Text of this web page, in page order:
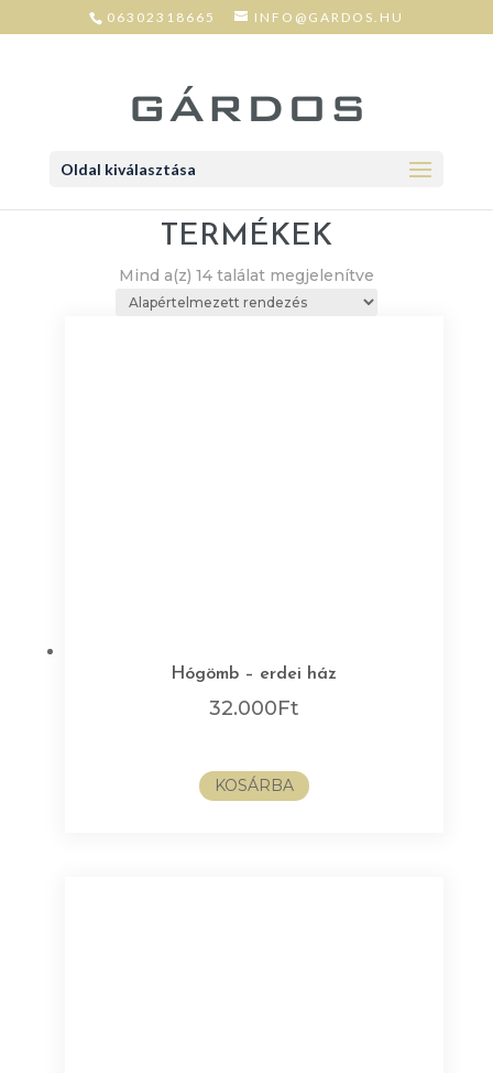
06302318665 INFO@GARDOS.HU
Oldal kiválasztása
TERMÉKEK
Mind a(z) 14 találat megjelenítve
Hógömb – erdei ház
32.000Ft
KOSÁRBA